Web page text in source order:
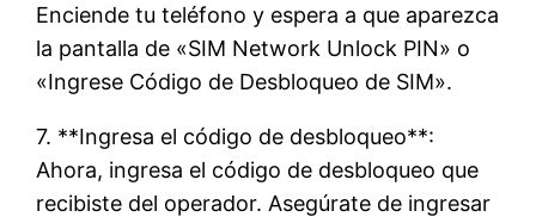
Enciende tu teléfono y espera a que aparezca
la pantalla de «SIM Network Unlock PIN» o
«Ingrese Código de Desbloqueo de SIM».
7. **Ingresa el código de desbloqueo**:
Ahora, ingresa el código de desbloqueo que
recibiste del operador. Asegúrate de ingresar